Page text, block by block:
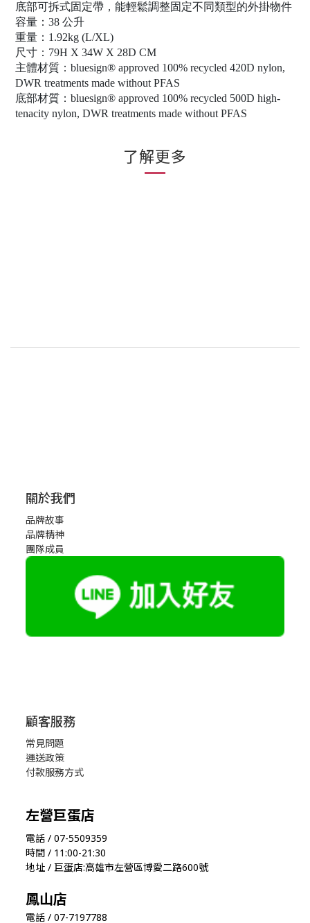
底部可拆式固定帶，能輕鬆調整固定不同類型的外掛物件
容量：38 公升
重量：1.92kg (L/XL)
尺寸：79H X 34W X 28D CM
主體材質：bluesign® approved 100% recycled 420D nylon,
DWR treatments made without PFAS
底部材質：bluesign® approved 100% recycled 500D high-
tenacity nylon, DWR treatments made without PFAS
了解更多
關於我們
品牌故事
品牌精神
團隊成員
顧客服務
常見問題
運送政策
付款服務方式
左營巨蛋店
電話 / 07-5509359
時間 / 11:00-21:30
地址 / 巨蛋店:高雄市左營區博愛二路600號
鳳山店
電話 / 07-7197788